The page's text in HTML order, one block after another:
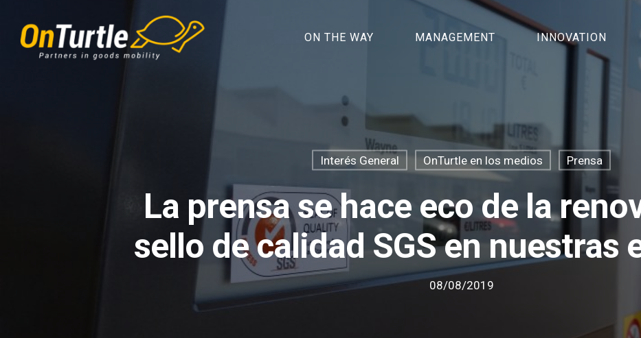
main
content
ON THE WAY MANAGEMENT INNOVATION
Interés General OnTurtle en los medios Prensa
La prensa se hace eco de la
sello de calidad SGS en nuestras
08/08/2019